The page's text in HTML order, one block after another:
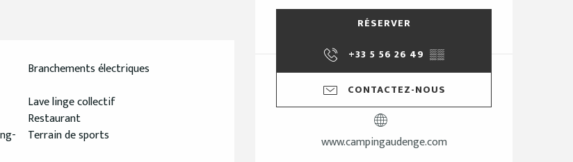
RÉSERVER
+33 5 56 26 49 ▒▒
CONTACTEZ-NOUS
www.campingaudenge.com
Branchements électriques
Lave linge collectif
Restaurant
Terrain de sports